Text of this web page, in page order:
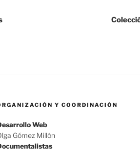
Y COORDINACIÓN
Web
Gómez Millón